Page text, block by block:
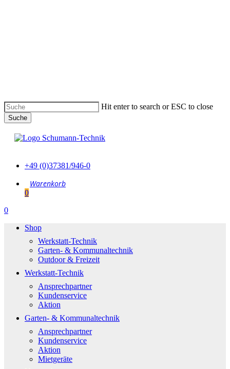
Hit enter to search or ESC to close
Suche
schließen
+49 (0)37381/946-0
0
Menu
0
Shop
Werkstatt-Technik
Garten- & Kommunaltechnik
Outdoor & Freizeit
Werkstatt-Technik
Ansprechpartner
Kundenservice
Aktion
Garten- & Kommunaltechnik
Ansprechpartner
Kundenservice
Aktion
Mietgeräte